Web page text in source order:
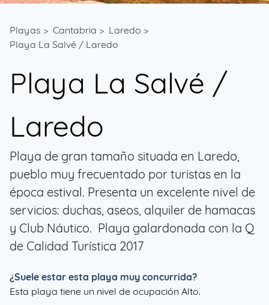
Playas > Cantabria > Laredo >
Playa La Salvé / Laredo
Playa La Salvé /
Laredo
Playa de gran tamaño situada en Laredo,
pueblo muy frecuentado por turistas en la
época estival. Presenta un excelente nivel de
servicios: duchas, aseos, alquiler de hamacas
y Club Náutico. Playa galardonada con la Q
de Calidad Turística 2017
¿Suele estar esta playa muy concurrida?
Esta playa tiene un nivel de ocupación Alto.